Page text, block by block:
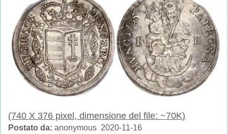
(740 X 376 pixel, dimensione del file: ~70K)
Postato da: anonymous 2020-11-16